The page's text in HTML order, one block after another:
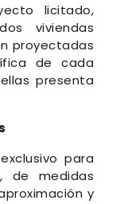
licitado,
viviendas
proyectadas
de cada
presenta
para
de medidas
y